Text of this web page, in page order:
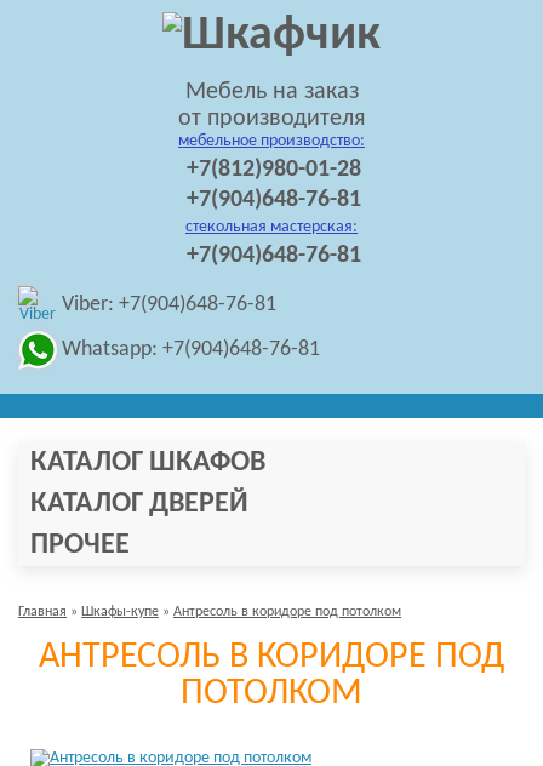
Мебель на заказ
от производителя
мебельное производство:
+7(812)980-01-28
+7(904)648-76-81
стекольная мастерская:
+7(904)648-76-81
Viber: +7(904)648-76-81
Whatsapp: +7(904)648-76-81
КАТАЛОГ ШКАФОВ
КАТАЛОГ ДВЕРЕЙ
ПРОЧЕЕ
Главная » Шкафы-купе » Антресоль в коридоре под потолком
АНТРЕСОЛЬ В КОРИДОРЕ ПОД
ПОТОЛКОМ